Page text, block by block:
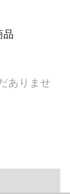
品
ありませ